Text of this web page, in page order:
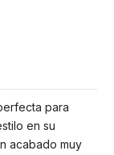
para
en su
acabado muy